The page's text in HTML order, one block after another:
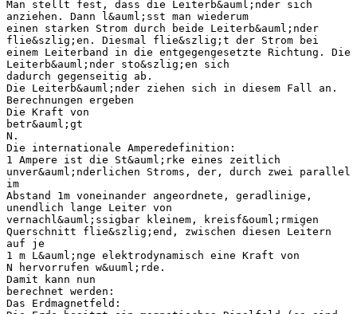
Man stellt fest, dass die Leiterb&auml;nder sich
anziehen. Dann l&auml;sst man wiederum
einen starken Strom durch beide Leiterb&auml;nder
flie&szlig;en. Diesmal flie&szlig;t der Strom bei
einem Leiterband in die entgegengesetzte Richtung. Die
Leiterb&auml;nder sto&szlig;en sich
dadurch gegenseitig ab.
Die Leiterb&auml;nder ziehen sich in diesem Fall an.
Berechnungen ergeben
Die Kraft von
betr&auml;gt
N.
Die internationale Amperedefinition:
1 Ampere ist die St&auml;rke eines zeitlich
unver&auml;nderlichen Stroms, der, durch zwei parallel
im
Abstand 1m voneinander angeordnete, geradlinige,
unendlich lange Leiter von
vernachl&auml;ssigbar kleinem, kreisf&ouml;rmigen
Querschnitt flie&szlig;end, zwischen diesen Leitern
auf je
1 m L&auml;nge elektrodynamisch eine Kraft von
N hervorrufen w&uuml;rde.
Damit kann nun
berechnet werden:
Das Erdmagnetfeld: